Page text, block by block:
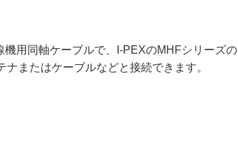
用同軸ケーブルで、I-PEXのMHFシリーズの
またはケーブルなどと接続できます。